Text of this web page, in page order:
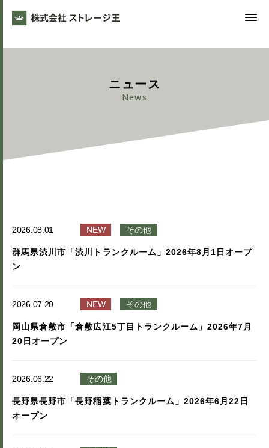
ニュース
News
2026.08.01 NEW その他
群馬県渋川市「渋川トランクルーム」2026年8月1日オープ
ン
2026.07.20 NEW その他
岡山県倉敷市「倉敷広江5丁目トランクルーム」2026年7月
20日オープン
2026.06.22 その他
長野県長野市「長野稲葉トランクルーム」2026年6月22日
オープン